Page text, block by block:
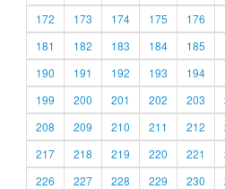
172
173 174 175 176
181
182 183 184 185
190
191 192 193 194
199
200 201 202 203
208
209 210 211 212
217
218 219 220 221
226
227 228 229 230